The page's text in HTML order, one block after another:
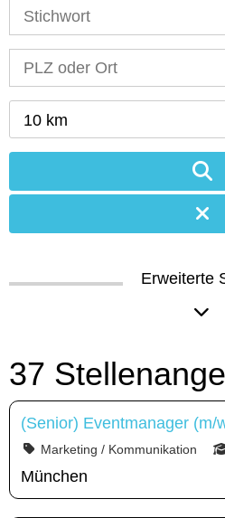
10 km
Erweiterte
37
(Senior) Eventmanager (m/
Marketing / Kommunikation
München